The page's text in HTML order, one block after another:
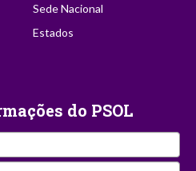
Sede Nacional
Estados
do PSOL